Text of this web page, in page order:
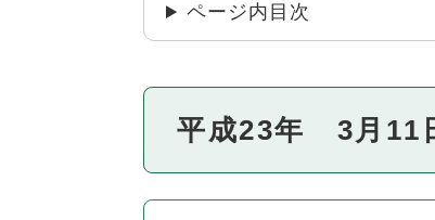
ページ内目次
平成23年 3月11